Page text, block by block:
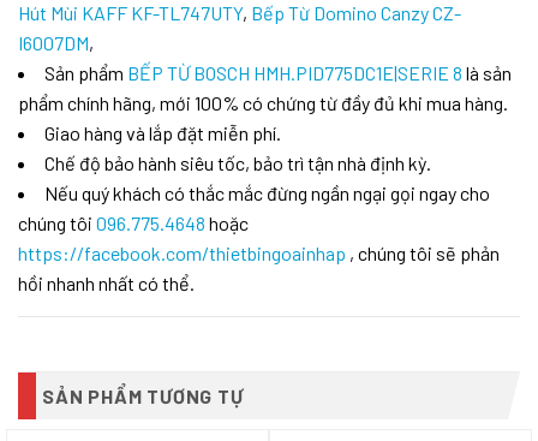
Hút Mùi KAFF KF-TL747UTY, Bếp Từ Domino Canzy CZ-
I6007DM,
Sản phẩm BẾP TỪ BOSCH HMH.PID775DC1E|SERIE 8 là sản
phẩm chính hãng, mới 100% có chứng từ đầy đủ khi mua hàng.
Giao hàng và lắp đặt miễn phí.
Chế độ bảo hành siêu tốc, bảo trì tận nhà định kỳ.
Nếu quý khách có thắc mắc đừng ngần ngại gọi ngay cho
chúng tôi 096.775.4648 hoặc
https://facebook.com/thietbingoainhap , chúng tôi sẽ phản
hồi nhanh nhất có thể.
SẢN PHẨM TƯƠNG TỰ